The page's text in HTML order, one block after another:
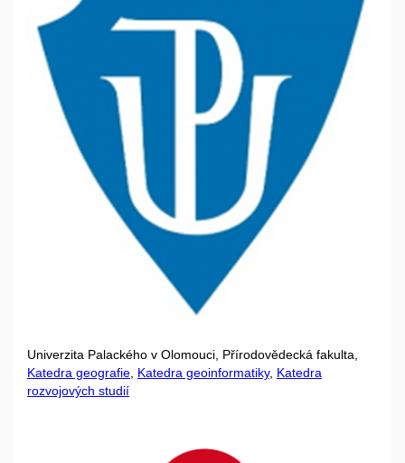
Univerzita Palackého v Olomouci, Přírodovědecká fakulta,
Katedra geografie Katedra geoinformatiky, Katedra
rozvojových studií